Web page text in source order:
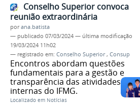
Conselho Superior convoca
reunião extraordinária
porana.batista
— publicado 07/03/2024 — última modificação
19/03/2024 11h02
— registrado em: Conselho Superior, Consup
Encontros abordam questões
fundamentais para a gestão e
transparência das atividades
internas do IFMG.
Localizado em Notícias